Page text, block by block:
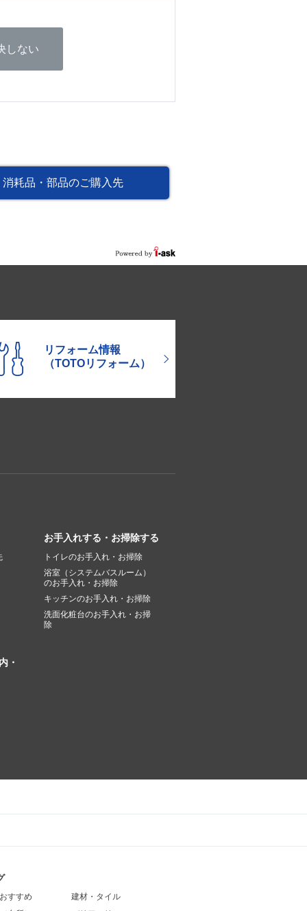
しない
消耗品・部品のご購入先
リフォーム情報
（TOTOリフォーム）
お手入れする・お掃除する
トイレのお手入れ・お掃除
浴室（システムバスルーム）
のお手入れ・お掃除
キッチンのお手入れ・お掃除
洗面化粧台のお手入れ・お掃
除
・
すすめ
建材・タイル